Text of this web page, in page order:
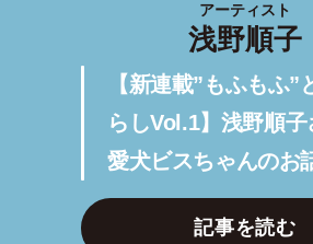
アーティスト
浅野順子
【新連載”もふもふ”
らしVol.1】浅野順子
愛犬ビスちゃんのお
記事を読む